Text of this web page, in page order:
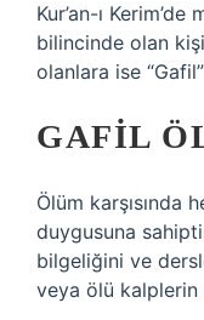
Kur’an-ı
bilincinde olan
olanlara ise
GAFIL
Ölüm karşısında
duygusuna
bilgeliğini ve
veya ölü